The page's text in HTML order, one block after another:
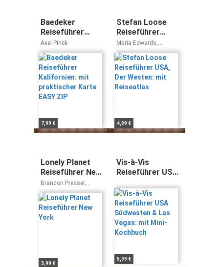
Baedeker
Reiseführer
Kalifornien: mit
praktischer
Karte EASY ZIP
Axel Pinck
7,99 €
Stefan Loose
Reiseführer
USA, Der
Westen: mit
Reiseatlas
Maria Edwards,
Stephen Keeling, Todd
Obolsky, AnneLise
Sorenson, Georgia
Stephens, Greg Ward
4,99 €
Lonely Planet
Reiseführer New
York
Brandon Presser,
Cristian Bonetto,
Carolina A. Miranda
3,99 €
Vis-à-Vis
Reiseführer USA
Las Vegas: mit
Mini-Kochbuch
5,99 €